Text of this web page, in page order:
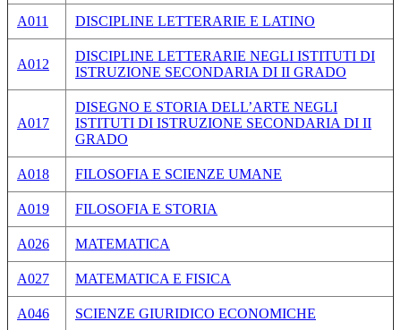
A011 DISCIPLINE LETTERARIE E LATINO
A012
DISCIPLINE LETTERARIE NEGLI ISTITUTI DI
ISTRUZIONE SECONDARIA DI II GRADO
A017
DISEGNO E STORIA DELL’ARTE NEGLI
ISTITUTI DI ISTRUZIONE SECONDARIA DI II
GRADO
A018 FILOSOFIA E SCIENZE UMANE
A019 FILOSOFIA E STORIA
A026 MATEMATICA
A027 MATEMATICA E FISICA
A046 SCIENZE GIURIDICO ECONOMICHE